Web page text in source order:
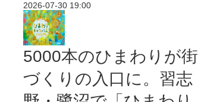
2026-07-30 19:00
5000本のひまわりが街
づくりの入口に。習志